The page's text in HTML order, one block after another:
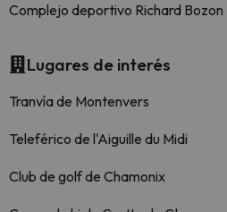
Complejo deportivo Richard Bozon
Lugares de interés
Tranvía de Montenvers
Teleférico de l'Aiguille du Midi
Club de golf de Chamonix